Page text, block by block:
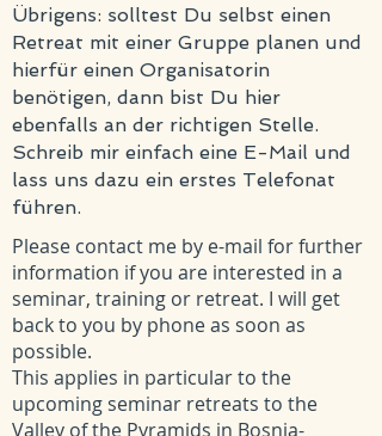
Übrigens: solltest Du selbst einen
Retreat mit einer Gruppe planen und
hierfür einen Organisatorin
benötigen, dann bist Du hier
ebenfalls an der richtigen Stelle.
Schreib mir einfach eine E-Mail und
lass uns dazu ein erstes Telefonat
führen.
Please contact me by e-mail for further
information if you are interested in a
seminar, training or retreat. I will get
back to you by phone as soon as
possible.
This applies in particular to the
upcoming seminar retreats to the
Valley of the Pyramids in Bosnia-